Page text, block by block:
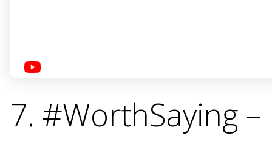
7. #WorthSaying –